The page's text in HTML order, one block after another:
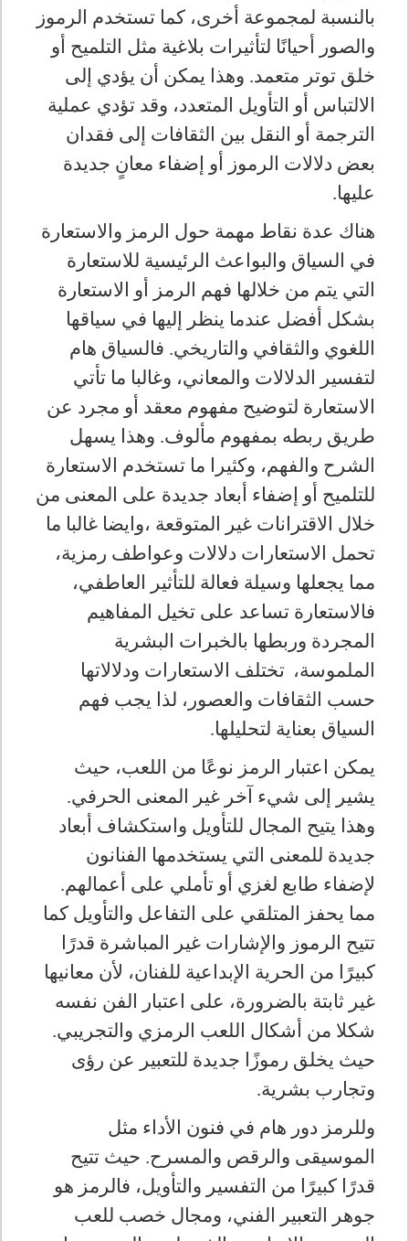
بالنسبة لمجموعة أخرى، كما تستخدم الرموز
والصور أحيانًا لتأثيرات بلاغية مثل التلميح أو
خلق توتر متعمد. وهذا يمكن أن يؤدي إلى
الالتباس أو التأويل المتعدد، وقد تؤدي عملية
الترجمة أو النقل بين الثقافات إلى فقدان
بعض دلالات الرموز أو إضفاء معانٍ جديدة
عليها.
هناك عدة نقاط مهمة حول الرمز والاستعارة
في السياق والبواعث الرئيسية للاستعارة
التي يتم من خلالها فهم الرمز أو الاستعارة
بشكل أفضل عندما ينظر إليها في سياقها
اللغوي والثقافي والتاريخي. فالسياق هام
لتفسير الدلالات والمعاني، وغالبا ما تأتي
الاستعارة لتوضيح مفهوم معقد أو مجرد عن
طريق ربطه بمفهوم مألوف. وهذا يسهل
الشرح والفهم، وكثيرا ما تستخدم الاستعارة
للتلميح أو إضفاء أبعاد جديدة على المعنى من
خلال الاقترانات غير المتوقعة ،وايضا غالبا ما
تحمل الاستعارات دلالات وعواطف رمزية،
مما يجعلها وسيلة فعالة للتأثير العاطفي،
فالاستعارة تساعد على تخيل المفاهيم
المجردة وربطها بالخبرات البشرية
الملموسة، تختلف الاستعارات ودلالاتها
حسب الثقافات والعصور، لذا يجب فهم
السياق بعناية لتحليلها.
يمكن اعتبار الرمز نوعًا من اللعب، حيث
يشير إلى شيء آخر غير المعنى الحرفي.
وهذا يتيح المجال للتأويل واستكشاف أبعاد
جديدة للمعنى التي يستخدمها الفنانون
لإضفاء طابع لغزي أو تأملي على أعمالهم.
مما يحفز المتلقي على التفاعل والتأويل كما
تتيح الرموز والإشارات غير المباشرة قدرًا
كبيرًا من الحرية الإبداعية للفنان، لأن معانيها
غير ثابتة بالضرورة، على اعتبار الفن نفسه
شكلا من أشكال اللعب الرمزي والتجريبي.
حيث يخلق رموزًا جديدة للتعبير عن رؤى
وتجارب بشرية.
وللرمز دور هام في فنون الأداء مثل
الموسيقى والرقص والمسرح. حيث تتيح
قدرًا كبيرًا من التفسير والتأويل، فالرمز هو
جوهر التعبير الفني، ومجال خصب للعب